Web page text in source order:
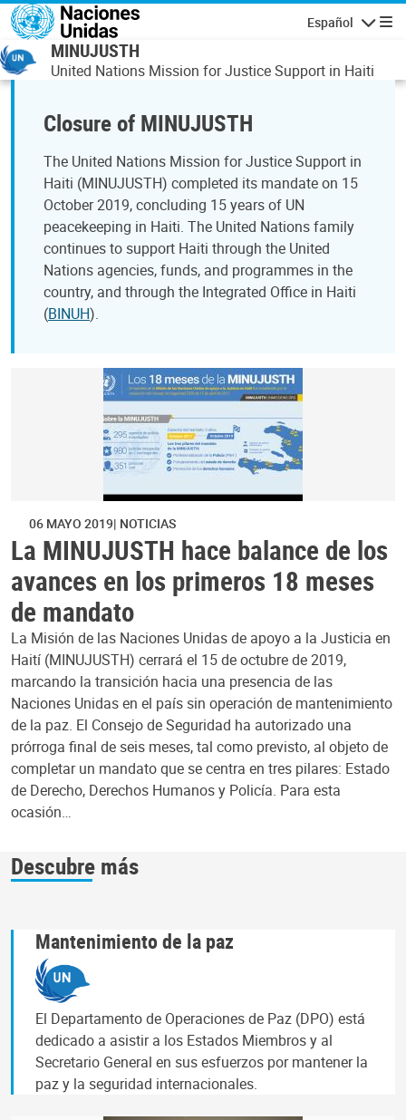
Pasar al contenido principal
Español
MINUJUSTH
United Nations Mission for Justice Support in Haiti
Closure of MINUJUSTH
The United Nations Mission for Justice Support in
Haiti (MINUJUSTH) completed its mandate on 15
October 2019, concluding 15 years of UN
peacekeeping in Haiti. The United Nations family
continues to support Haiti through the United
Nations agencies, funds, and programmes in the
country, and through the Integrated Office in Haiti
(BINUH).
06 MAYO 2019 NOTICIAS
La MINUJUSTH hace balance de los
avances en los primeros 18 meses
de mandato
La Misión de las Naciones Unidas de apoyo a la Justicia en
Haití (MINUJUSTH) cerrará el 15 de octubre de 2019,
marcando la transición hacia una presencia de las
Naciones Unidas en el país sin operación de mantenimiento
de la paz. El Consejo de Seguridad ha autorizado una
prórroga final de seis meses, tal como previsto, al objeto de
completar un mandato que se centra en tres pilares: Estado
de Derecho, Derechos Humanos y Policía. Para esta
ocasión…
Descubre más
Mantenimiento de la paz
El Departamento de Operaciones de Paz (DPO) está
dedicado a asistir a los Estados Miembros y al
Secretario General en sus esfuerzos por mantener la
paz y la seguridad internacionales.